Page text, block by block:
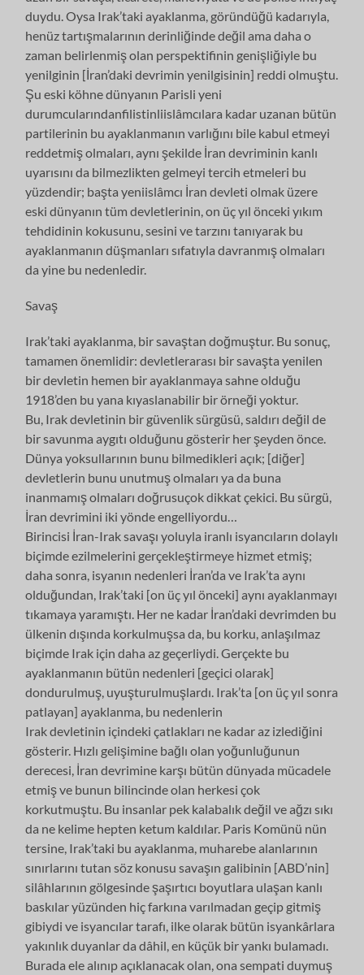
duydu. Oysa Irak’taki ayaklanma, göründüğü kadarıyla,
henüz tartışmalarının derinliğinde değil ama daha o
zaman belirlenmiş olan perspektifinin genişliğiyle bu
yenilginin [İran’daki devrimin yenilgisinin] reddi olmuştu.
Şu eski köhne dünyanın Parisli yeni
durumcularındanfilistinliislâmcılara kadar uzanan bütün
partilerinin bu ayaklanmanın varlığını bile kabul etmeyi
reddetmiş olmaları, aynı şekilde İran devriminin kanlı
uyarısını da bilmezlikten gelmeyi tercih etmeleri bu
yüzdendir; başta yeniislâmcı İran devleti olmak üzere
eski dünyanın tüm devletlerinin, on üç yıl önceki yıkım
tehdidinin kokusunu, sesini ve tarzını tanıyarak bu
ayaklanmanın düşmanları sıfatıyla davranmış olmaları
da yine bu nedenledir.
Savaş
Irak’taki ayaklanma, bir savaştan doğmuştur. Bu sonuç,
tamamen önemlidir: devletlerarası bir savaşta yenilen
bir devletin hemen bir ayaklanmaya sahne olduğu
1918’den bu yana kıyaslanabilir bir örneği yoktur.
Bu, Irak devletinin bir güvenlik sürgüsü, saldırı değil de
bir savunma aygıtı olduğunu gösterir her şeyden önce.
Dünya yoksullarının bunu bilmedikleri açık; [diğer]
devletlerin bunu unutmuş olmaları ya da buna
inanmamış olmaları doğrusuçok dikkat çekici. Bu sürgü,
İran devrimini iki yönde engelliyordu…
Birincisi İran-Irak savaşı yoluyla iranlı isyancıların dolaylı
biçimde ezilmelerini gerçekleştirmeye hizmet etmiş;
daha sonra, isyanın nedenleri İran’da ve Irak’ta aynı
olduğundan, Irak’taki [on üç yıl önceki] aynı ayaklanmayı
tıkamaya yaramıştı. Her ne kadar İran’daki devrimden bu
ülkenin dışında korkulmuşsa da, bu korku, anlaşılmaz
biçimde Irak için daha az geçerliydi. Gerçekte bu
ayaklanmanın bütün nedenleri [geçici olarak]
dondurulmuş, uyuşturulmuşlardı. Irak’ta [on üç yıl sonra
patlayan] ayaklanma, bu nedenlerin
Irak devletinin içindeki çatlakları ne kadar az izlediğini
gösterir. Hızlı gelişimine bağlı olan yoğunluğunun
derecesi, İran devrimine karşı bütün dünyada mücadele
etmiş ve bunun bilincinde olan herkesi çok
korkutmuştu. Bu insanlar pek kalabalık değil ve ağzı sıkı
da ne kelime hepten ketum kaldılar. Paris Komünü nün
tersine, Irak’taki bu ayaklanma, muharebe alanlarının
sınırlarını tutan söz konusu savaşın galibinin [ABD’nin]
silâhlarının gölgesinde şaşırtıcı boyutlara ulaşan kanlı
baskılar yüzünden hiç farkına varılmadan geçip gitmiş
gibiydi ve isyancılar tarafı, ilke olarak bütün isyankârlara
yakınlık duyanlar da dâhil, en küçük bir yankı bulamadı.
Burada ele alınıp açıklanacak olan, ona sempati duymuş